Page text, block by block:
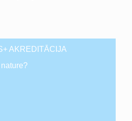
AKREDITĀCIJA